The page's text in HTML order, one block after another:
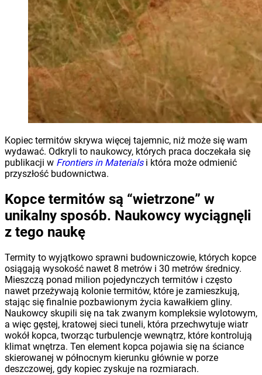
Kopiec termitów skrywa więcej tajemnic, niż może się wam
wydawać. Odkryli to naukowcy, których praca doczekała się
publikacji w Frontiers in Materialsi która może odmienić
przyszłość budownictwa.
Kopce termitów są “wietrzone” w
unikalny sposób. Naukowcy wyciągnęli
z tego naukę
Termity to wyjątkowo sprawni budowniczowie, których kopce
osiągają wysokość nawet 8 metrów i 30 metrów średnicy.
Mieszczą ponad milion pojedynczych termitów i często
nawet przeżywają kolonie termitów, które je zamieszkują,
stając się finalnie pozbawionym życia kawałkiem gliny.
Naukowcy skupili się na tak zwanym kompleksie wylotowym,
a więc gęstej, kratowej sieci tuneli, która przechwytuje wiatr
wokół kopca, tworząc turbulencje wewnątrz, które kontrolują
klimat wnętrza. Ten element kopca pojawia się na ściance
skierowanej w północnym kierunku głównie w porze
deszczowej, gdy kopiec zyskuje na rozmiarach.